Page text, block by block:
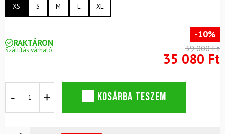
XS S M L XL
RAKTÁRON
Szállítás várható:
-10%
39 000 Ft
35 080 Ft
120
KOSÁRBA TESZEM